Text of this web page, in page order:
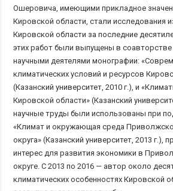
Ошеровича, имеющими прикладное
Кировской области, стали исследования
Кировской области за последние
этих работ были выпущены в
научными деятелями монографии:
климатических условий и ресурсов
(Казанский университет, 2010 г.), и
Кировской области» (Казанский
научные труды были использованы при
«Климат и окружающая среда
округа» (Казанский университет, 2013 г.),
интерес для развития экономики в
округе. С 2013 по 2016 — автор около
климатических особенностях Кировской